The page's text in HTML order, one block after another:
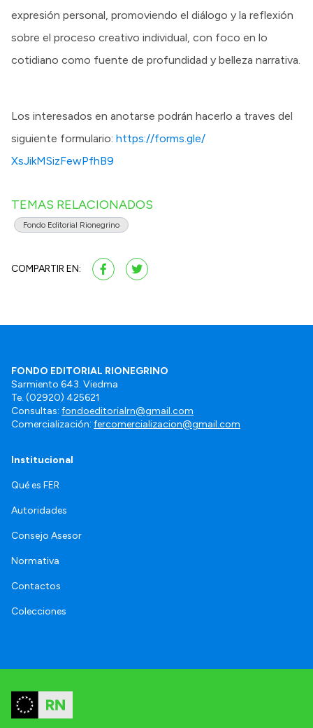
expresión personal, promoviendo el diálogo y la reflexión
sobre el proceso creativo individual, con foco en lo
cotidiano como fuente de profundidad y belleza narrativa.
Los interesados en anotarse podrán hacerlo a traves del
siguiente formulario: https://forms.gle/
XsJikMSizFewPfhB9
TEMAS RELACIONADOS
Fondo Editorial Rionegrino
COMPARTIR EN:
FONDO EDITORIAL RIONEGRINO
Sarmiento 643. Viedma
Te. (02920) 425621
Consultas: fondoeditorialrn@gmail.com
Comercialización: fercomercializacion@gmail.com
Institucional
Qué es FER
Autoridades
Consejo Asesor
Normativa
Contactos
Colecciones